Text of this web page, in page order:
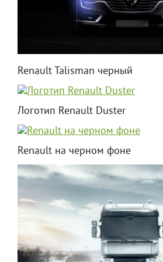
Renault Talisman черный
Логотип Renault Duster
Renault на черном фоне